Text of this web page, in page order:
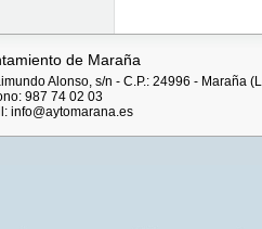
de Maraña
Alonso, s/n - C.P.: 24996 - Maraña
987 74 02 03
info@aytomarana.es